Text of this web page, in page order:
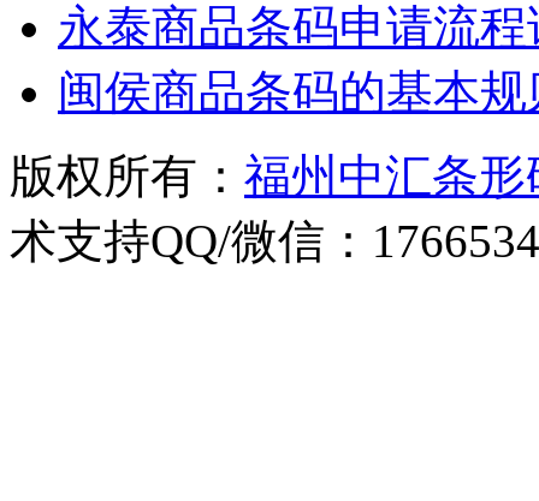
永泰商品条码申请流程
闽侯商品条码的基本规
版权所有： 福州中汇条
术支持QQ/微信：